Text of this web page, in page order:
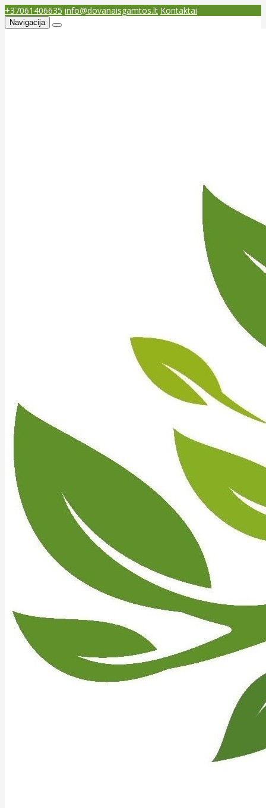
+37061406635 info@dovanaisgamtos.lt Kontaktai
Navigacija